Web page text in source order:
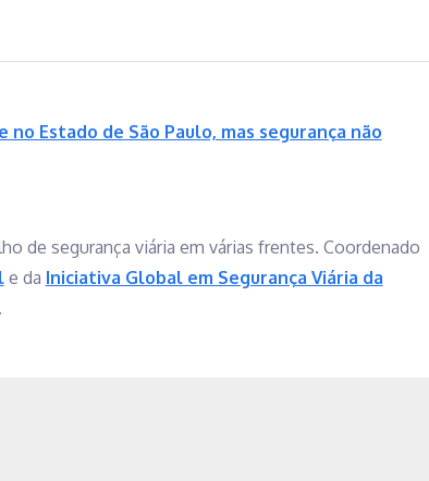
Estado de São Paulo, mas segurança não
de segurança viária em várias frentes. Coordenado
e da Iniciativa Global em Segurança Viária da